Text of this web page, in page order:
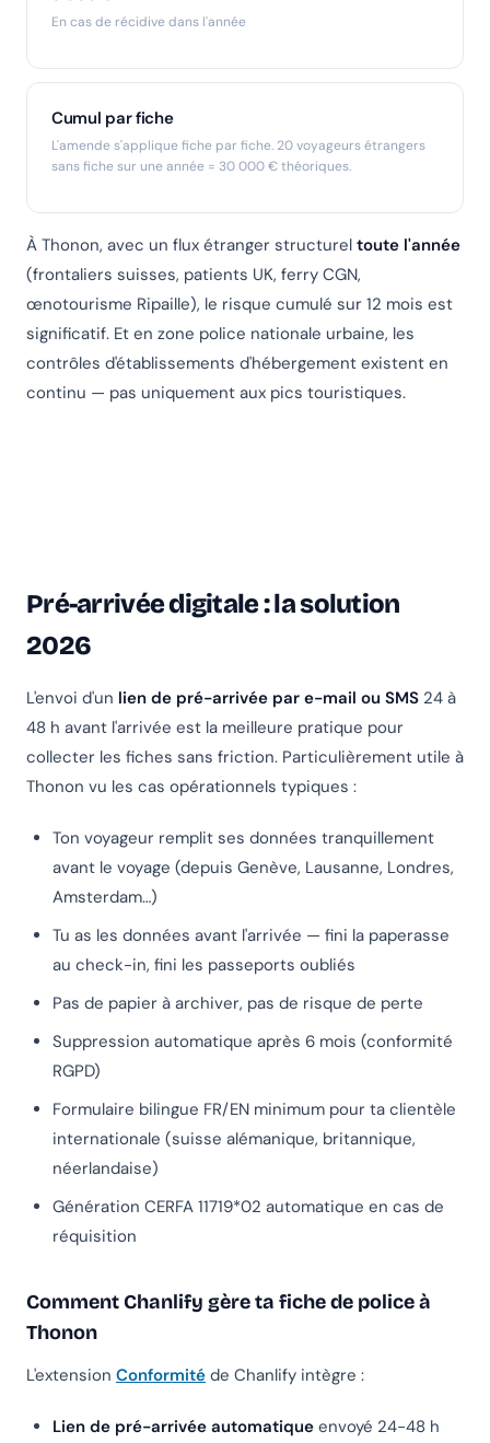
En cas de récidive dans l'année
Cumul par fiche
L'amende s'applique fiche par fiche. 20 voyageurs étrangers
sans fiche sur une année = 30 000 € théoriques.
À Thonon, avec un flux étranger structurel toute l'année
(frontaliers suisses, patients UK, ferry CGN,
œnotourisme Ripaille), le risque cumulé sur 12 mois est
significatif. Et en zone police nationale urbaine, les
contrôles d'établissements d'hébergement existent en
continu — pas uniquement aux pics touristiques.
Pré-arrivée digitale : la solution
2026
L'envoi d'un lien de pré-arrivée par e-mail ou SMS 24 à
48 h avant l'arrivée est la meilleure pratique pour
collecter les fiches sans friction. Particulièrement utile à
Thonon vu les cas opérationnels typiques :
Ton voyageur remplit ses données tranquillement
avant le voyage (depuis Genève, Lausanne, Londres,
Amsterdam…)
Tu as les données avant l'arrivée — fini la paperasse
au check-in, fini les passeports oubliés
Pas de papier à archiver, pas de risque de perte
Suppression automatique après 6 mois (conformité
RGPD)
Formulaire bilingue FR/EN minimum pour ta clientèle
internationale (suisse alémanique, britannique,
néerlandaise)
Génération CERFA 11719*02 automatique en cas de
réquisition
Comment Chanlify gère ta fiche de police à
Thonon
L'extension Conformité de Chanlify intègre :
Lien de pré-arrivée automatique envoyé 24-48 h